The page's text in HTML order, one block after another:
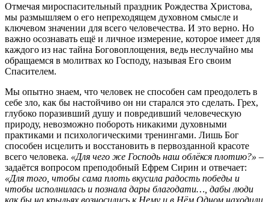
Отмечая мироспасительный праздник Рождества Христова,
мы размышляем о его непреходящем духовном смысле и
ключевом значении для всего человечества. И это верно. Но
важно осознавать ещё и личное измерение, которое имеет для
каждого из нас тайна Боговоплощения, ведь неслучайно мы
обращаемся в молитвах ко Господу, называя Его своим
Спасителем.
Мы опытно знаем, что человек не способен сам преодолеть в
себе зло, как бы настойчиво он ни старался это сделать. Грех,
глубоко поразивший душу и повредивший человеческую
природу, невозможно побороть никакими духовными
практиками и психологическими тренингами. Лишь Бог
способен исцелить и восстановить в первозданной красоте
всего человека. «Для чего же Господь наш облёкся плотию?» –
задаётся вопросом преподобный Ефрем Сирин и отвечает:
«Для того, чтобы сама плоть вкусила радость победы и
чтобы исполнилась и познала дары благодати…, дабы люди
как бы на крыльях возносились к Нему и в Нём Одном находили